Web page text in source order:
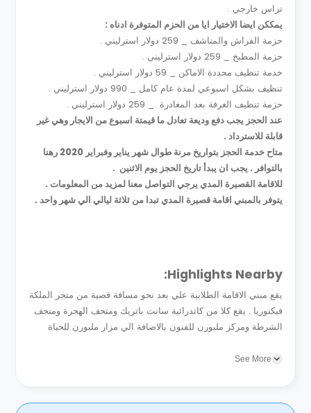
تراس خارجي .
يمككن ايضا الاختيار ايا من الحزم المتوفرة ادناه :
حزمة الفراش والمناشف _ 259 دولار استرليني .
حزمة المطبخ _ 259 دولار استرليني .
خدمة تنظيف محددة الاماكن _ 59 دولار استرليني .
تنظيف بشكل اسبوعي لمدة عام كامل _ 990 دولار استرليني .
حزمة تنظيف الغرفة بعد المغادرة _ 259 دولار استرليني .
عند الحجز يجب دفع وديعة تعادل ما قيمتة اسبوع من الايجار وهي غير
قابلة للاسترداد .
متاح خدمة الحجز بتواريخ مرنة طوال شهر يناير وفبراير 2020 رهنا
بالتوافر . يجب ان يبدأ تاريخ الحجز يوم الاثنين .
للاقامة القصيرة المدي يرجي التواصل معنا لمزيد من المعلومات .
يتوفر بالمبني اقامة قصيرة المدي تبدا من ثلاثة ليالي الي شهر واحد .
Highlights Nearby:
يقع مبني الاقامة الطلابية علي بعد نحو مسافة قصية من متجر الملكة
فيكتوريا . يقع كلا من كاتدرائية سانت باتريك ومتحف الهجرة ومتجف
الشرطة ومركز ملبورن للفنون بالاضافة الي مزار ملبورن للحياة
See More